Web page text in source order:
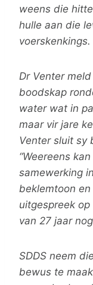
weens die
hulle aan die
voerskenkings.
Dr Venter
boodskap
water wat in
maar vir jare
Venter sluit sy
“Weereens
samewerking
beklemtoon
uitgespreek
van 27 jaar
SDDS neem
bewus te